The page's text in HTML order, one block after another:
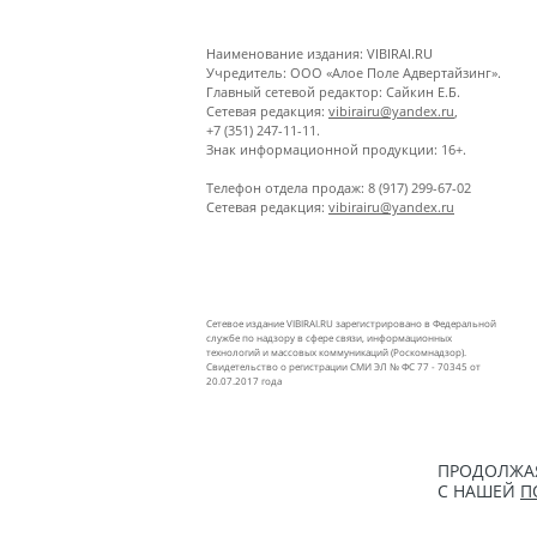
Наименование издания: VIBIRAI.RU
Учредитель: ООО «Алое Поле Адвертайзинг».
Главный сетевой редактор: Сайкин Е.Б.
Сетевая редакция: vibirairu@yandex.ru
+7 (351) 247-11-11.
Знак информационной продукции: 16+.
Телефон отдела продаж: 8 (917) 299-67-02
Сетевая редакция: vibirairu@yandex.ru
Сетевое издание VIBIRAI.RU зарегистрировано в Федеральной
службе по надзору в сфере связи, информационных
технологий и массовых коммуникаций (Роскомнадзор).
Свидетельство о регистрации СМИ ЭЛ № ФС 77 - 70345 от
20.07.2017 года
С НАШЕЙ